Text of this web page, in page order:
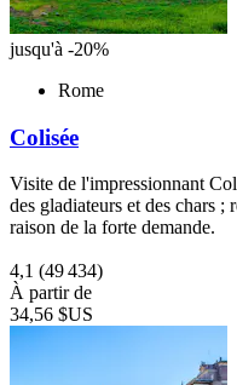
jusqu'à -20%
Rome
Colisée
Visite de l'impressionnant
des gladiateurs et des chars ;
raison de la forte demande.
4,1 (49 434)
À partir de
34,56 $US